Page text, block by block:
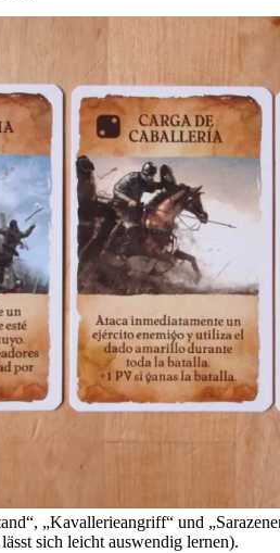
„Kavallerieangriff“ und
sich leicht auswendig lernen).